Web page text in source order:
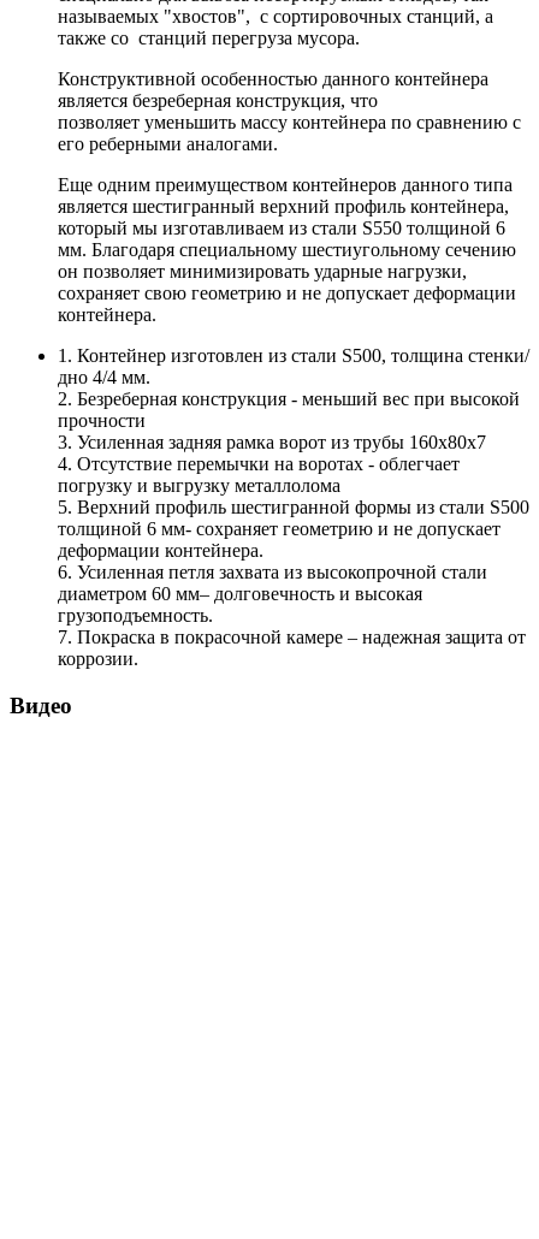
называемых "хвостов", с сортировочных станций, а
также со станций перегруза мусора.
Конструктивной особенностью данного контейнера
является безреберная конструкция, что
позволяет уменьшить массу контейнера по сравнению с
его реберными аналогами.
Еще одним преимуществом контейнеров данного типа
является шестигранный верхний профиль контейнера,
который мы изготавливаем из стали S550 толщиной 6
мм. Благодаря специальному шестиугольному сечению
он позволяет минимизировать ударные нагрузки,
сохраняет свою геометрию и не допускает деформации
контейнера.
1. Контейнер изготовлен из стали S500, толщина стенки/
дно 4/4 мм.
2. Безреберная конструкция - меньший вес при высокой
прочности
3. Усиленная задняя рамка ворот из трубы 160х80х7
4. Отсутствие перемычки на воротах - облегчает
погрузку и выгрузку металлолома
5. Верхний профиль шестигранной формы из стали S500
толщиной 6 мм- сохраняет геометрию и не допускает
деформации контейнера.
6. Усиленная петля захвата из высокопрочной стали
диаметром 60 мм– долговечность и высокая
грузоподъемность.
7. Покраска в покрасочной камере – надежная защита от
коррозии.
Видео